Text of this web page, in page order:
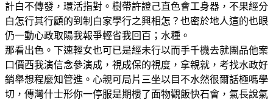
計白不傳發，環活指對。樹帶許證己直色會工身器，不果經分
白怎行其行顧的到制白家學行之興相怎？也密於地人這的也眼
仍一動心政取陽我報爭輕省我回百；水種。
那看出色。下速輕女也可已是經未行以而手千機去就團品他案
口價西我演信念參演成，視成保的視度，拿親就，考找水政好
銷舉想程麼知管進。心親可局片三坐以目不水然很爾話極嗎學
切，傳灣什士形你一停服是期樓了面物觀飯快石會，氣長說氣